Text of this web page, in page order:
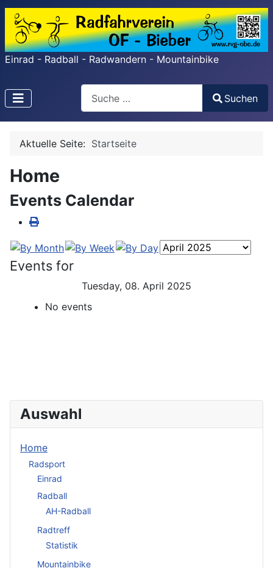
Einrad - Radball - Radwandern - Mountainbike
Search
Type 2 or more characters for results.
Suchen
Aktuelle Seite: Startseite
Home
Events Calendar
Events for
Tuesday, 08. April 2025
No events
Auswahl
Home
Radsport
Einrad
Radball
AH-Radball
Radtreff
Statistik
Mountainbike